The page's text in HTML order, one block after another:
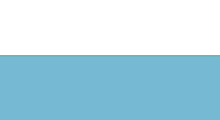
contenu